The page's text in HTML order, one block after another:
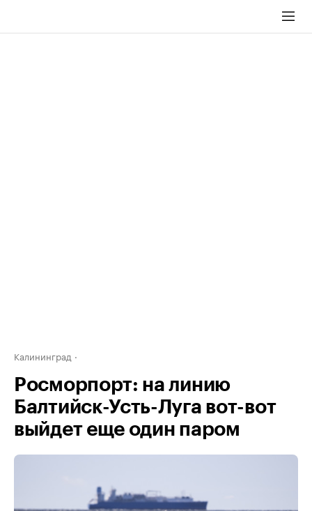
Калининград
Росморпорт: на линию
Балтийск-Усть-Луга вот-вот
выйдет еще один паром